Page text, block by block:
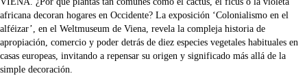
africana decoran hogares en Occidente? La exposición ‘Colonialismo en el
alféizar’, en el Weltmuseum de Viena, revela la compleja historia de
apropiación, comercio y poder detrás de diez especies vegetales habituales en
casas europeas, invitando a repensar su origen y significado más allá de la
simple decoración.